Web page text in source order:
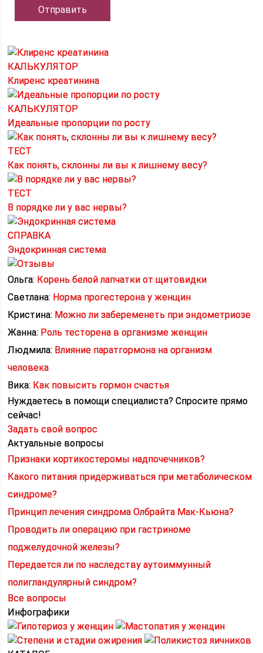
КАЛЬКУЛЯТОР
Клиренс креатинина
КАЛЬКУЛЯТОР
Идеальные пропорции по росту
ТЕСТ
Как понять, склонны ли вы к лишнему весу?
ТЕСТ
В порядке ли у вас нервы?
СПРАВКА
Эндокринная система
Ольга: Корень белой лапчатки от щитовидки
Светлана: Норма прогестерона у женщин
Кристина: Можно ли забеременеть при эндометриозе
Жанна: Роль тесторена в организме женщин
Людмила: Влияние паратгормона на организм
человека
Вика: Как повысить гормон счастья
Нуждаетесь в помощи специалиста?Спросите прямо
сейчас!
Задать свой вопрос
Актуальные вопросы
Признаки кортикостеромы надпочечников?
Какого питания придерживаться при метаболическом
синдроме?
Принцип лечения синдрома Олбрайта Мак-Кьюна?
Проводить ли операцию при гастриноме
поджелудочной железы?
Передается ли по наследству аутоиммунный
полигландулярный синдром?
Все вопросы
Инфографики